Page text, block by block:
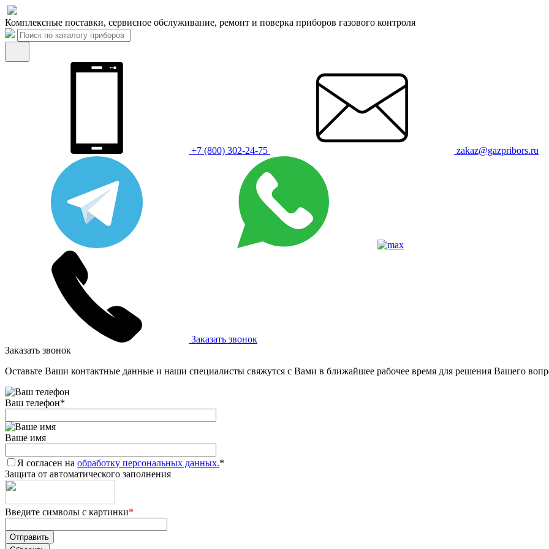
Комплексные поставки, сервисное обслуживание, ремонт и поверка приборов газового контроля
+7 (800) 302-24-75 zakaz@gazpribors.ru
Заказать звонок
Заказать звонок
Оставьте Ваши контактные данные и наши специалисты свяжутся с Вами в ближайшее рабочее время для решения Вашего
Ваш телефон*
Ваше имя
Я согласен на обработку персональных данных.*
Защита от автоматического заполнения
Введите символы с картинки*